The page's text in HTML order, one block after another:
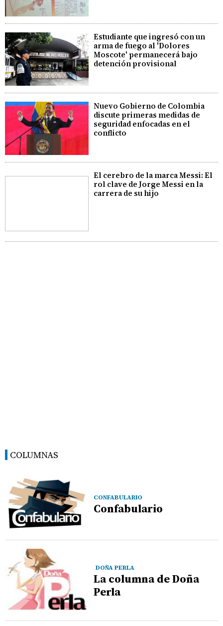
Estudiante que ingresó con un
arma de fuego al 'Dolores
Moscote' permanecerá bajo
detención provisional
Nuevo Gobierno de Colombia
discute primeras medidas de
seguridad enfocadas en el
conflicto
El cerebro de la marca Messi: El
rol clave de Jorge Messi en la
carrera de su hijo
COLUMNAS
CONFABULARIO
Confabulario
DOÑA PERLA
La columna de Doña
Perla